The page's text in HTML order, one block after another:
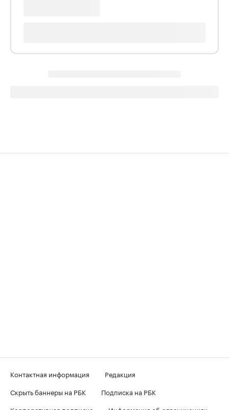
Контактная информация
Редакция
Скрыть баннеры на РБК
Подписка на РБК